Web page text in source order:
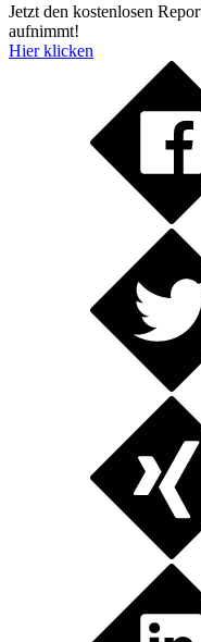
Jetzt den kostenlosen
aufnimmt!
Hier klicken